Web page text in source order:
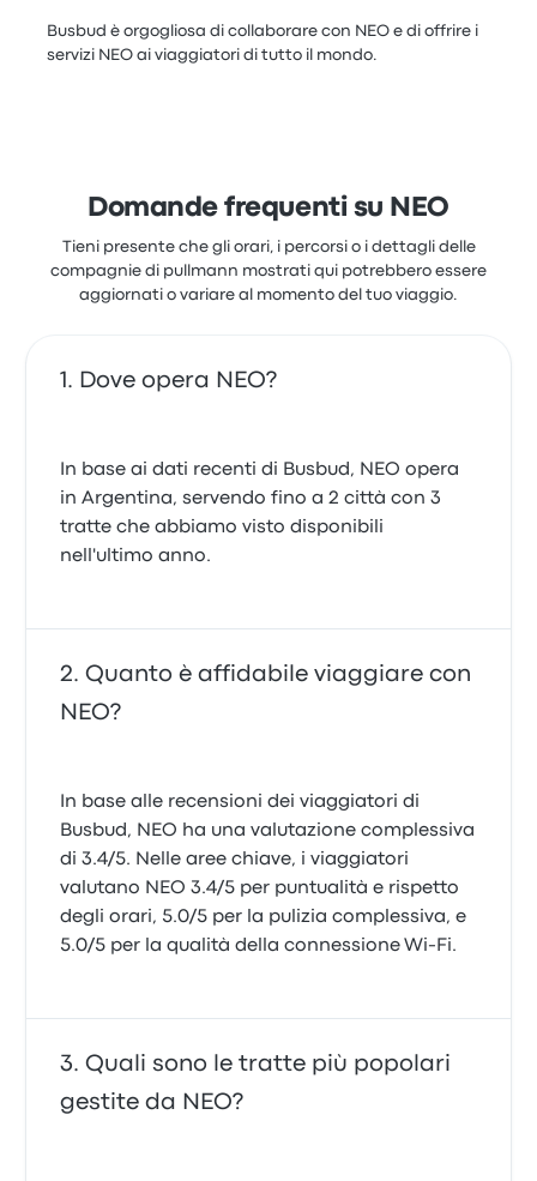
Busbud è orgogliosa di collaborare con NEO e di offrire i
servizi NEO ai viaggiatori di tutto il mondo.
Domande frequenti su NEO
Tieni presente che gli orari, i percorsi o i dettagli delle
compagnie di pullmann mostrati qui potrebbero essere
aggiornati o variare al momento del tuo viaggio.
Dove opera NEO?
In base ai dati recenti di Busbud, NEO opera
in Argentina, servendo fino a 2 città con 3
tratte che abbiamo visto disponibili
nell'ultimo anno.
Quanto è affidabile viaggiare con
NEO?
In base alle recensioni dei viaggiatori di
Busbud, NEO ha una valutazione complessiva
di 3.4/5. Nelle aree chiave, i viaggiatori
valutano NEO 3.4/5 per puntualità e rispetto
degli orari, 5.0/5 per la pulizia complessiva, e
5.0/5 per la qualità della connessione Wi‑Fi.
Quali sono le tratte più popolari
gestite da NEO?